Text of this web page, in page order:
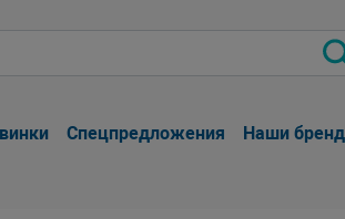
Спецпредложения Наши